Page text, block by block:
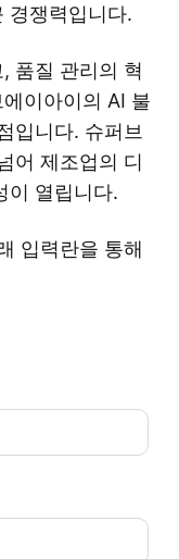
경쟁력입니다.
품질 관리의 혁
이아이의 AI 불
입니다. 슈퍼브
어 제조업의 디
이 열립니다.
입력란을 통해